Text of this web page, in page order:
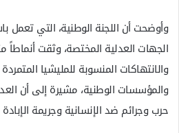
وأوضحت أن اللجنة الوطنية، التي تعمل
الجهات العدلية المختصة، وثقت أنماطاً
والانتهاكات المنسوبة للمليشيا
والمؤسسات الوطنية، مشيرة إلى أن
حرب وجرائم ضد الإنسانية وجريمة الإبادة